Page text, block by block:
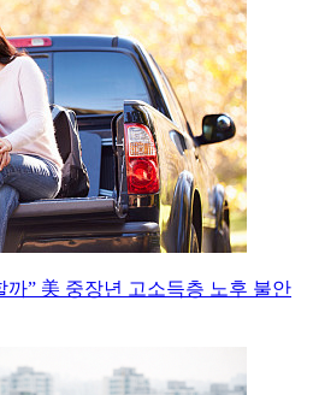
까” 美 중장년 고소득층 노후 불안